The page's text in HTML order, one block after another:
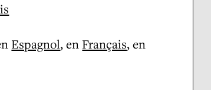
Espagnol, en Français, en